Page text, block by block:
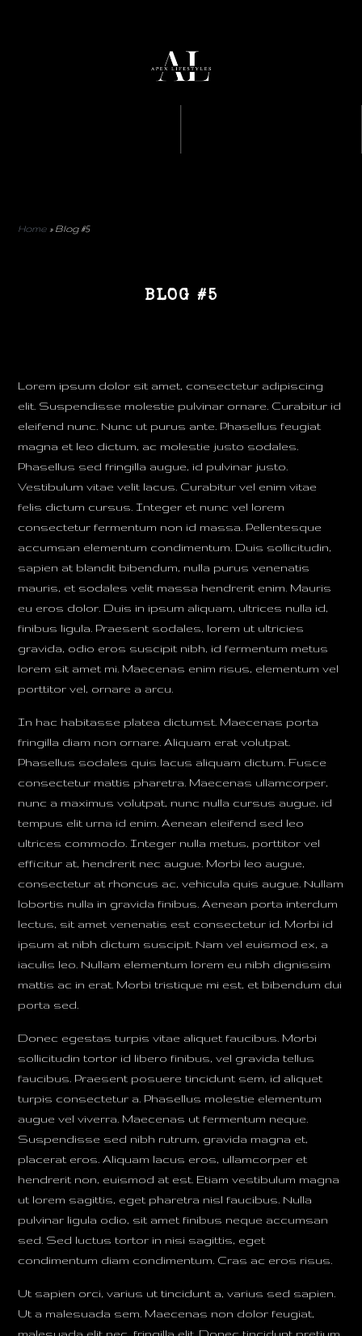
Home » Blog #5
BLOG #5
Lorem ipsum dolor sit amet, consectetur adipiscing
elit. Suspendisse molestie pulvinar ornare. Curabitur id
eleifend nunc. Nunc ut purus ante. Phasellus feugiat
magna et leo dictum, ac molestie justo sodales.
Phasellus sed fringilla augue, id pulvinar justo.
Vestibulum vitae velit lacus. Curabitur vel enim vitae
felis dictum cursus. Integer et nunc vel lorem
consectetur fermentum non id massa. Pellentesque
accumsan elementum condimentum. Duis sollicitudin,
sapien at blandit bibendum, nulla purus venenatis
mauris, et sodales velit massa hendrerit enim. Mauris
eu eros dolor. Duis in ipsum aliquam, ultrices nulla id,
finibus ligula. Praesent sodales, lorem ut ultricies
gravida, odio eros suscipit nibh, id fermentum metus
lorem sit amet mi. Maecenas enim risus, elementum vel
porttitor vel, ornare a arcu.
In hac habitasse platea dictumst. Maecenas porta
fringilla diam non ornare. Aliquam erat volutpat.
Phasellus sodales quis lacus aliquam dictum. Fusce
consectetur mattis pharetra. Maecenas ullamcorper,
nunc a maximus volutpat, nunc nulla cursus augue, id
tempus elit urna id enim. Aenean eleifend sed leo
ultrices commodo. Integer nulla metus, porttitor vel
efficitur at, hendrerit nec augue. Morbi leo augue,
consectetur at rhoncus ac, vehicula quis augue. Nullam
lobortis nulla in gravida finibus. Aenean porta interdum
lectus, sit amet venenatis est consectetur id. Morbi id
ipsum at nibh dictum suscipit. Nam vel euismod ex, a
iaculis leo. Nullam elementum lorem eu nibh dignissim
mattis ac in erat. Morbi tristique mi est, et bibendum dui
porta sed.
Donec egestas turpis vitae aliquet faucibus. Morbi
sollicitudin tortor id libero finibus, vel gravida tellus
faucibus. Praesent posuere tincidunt sem, id aliquet
turpis consectetur a. Phasellus molestie elementum
augue vel viverra. Maecenas ut fermentum neque.
Suspendisse sed nibh rutrum, gravida magna et,
placerat eros. Aliquam lacus eros, ullamcorper et
hendrerit non, euismod at est. Etiam vestibulum magna
ut lorem sagittis, eget pharetra nisl faucibus. Nulla
pulvinar ligula odio, sit amet finibus neque accumsan
sed. Sed luctus tortor in nisi sagittis, eget
condimentum diam condimentum. Cras ac eros risus.
Ut sapien orci, varius ut tincidunt a, varius sed sapien.
Ut a malesuada sem. Maecenas non dolor feugiat,